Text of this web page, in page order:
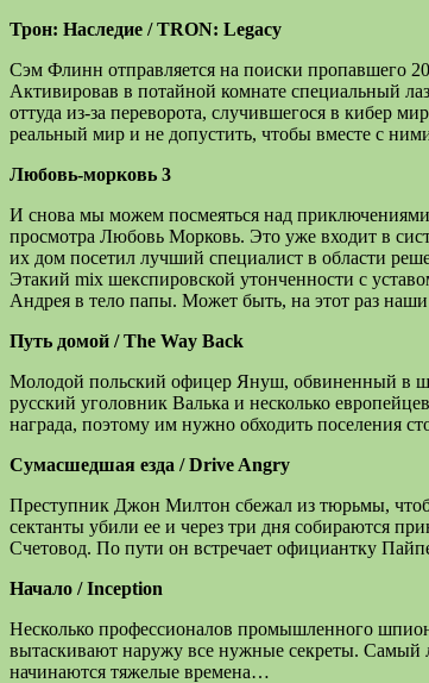
Трон: Наследие / TRON: Legacy
Сэм Флинн отправляется на поиски пропавшего
Активировав в потайной комнате специальный
оттуда из-за переворота, случившегося в кибер
реальный мир и не допустить, чтобы вместе с
Любовь-морковь 3
И снова мы можем посмеяться над
просмотра Любовь Морковь. Это уже входит в
их дом посетил лучший специалист в области
Этакий mix шекспировской утонченности с
Андрея в тело папы. Может быть, на этот раз
Путь домой / The Way Back
Молодой польский офицер Януш, обвиненный в
русский уголовник Валька и несколько
награда, поэтому им нужно обходить поселения
Сумасшедшая езда / Drive Angry
Преступник Джон Милтон сбежал из тюрьмы,
сектанты убили ее и через три дня собираются
Счетовод. По пути он встречает официантку
Начало / Inception
Несколько профессионалов промышленного
вытаскивают наружу все нужные секреты.
начинаются тяжелые времена…